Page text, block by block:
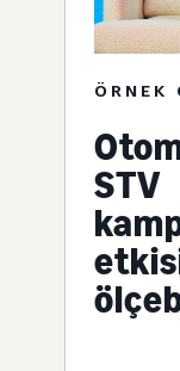
ÖRNEK
STV